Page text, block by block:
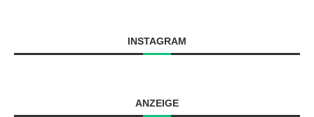
INSTAGRAM
ANZEIGE